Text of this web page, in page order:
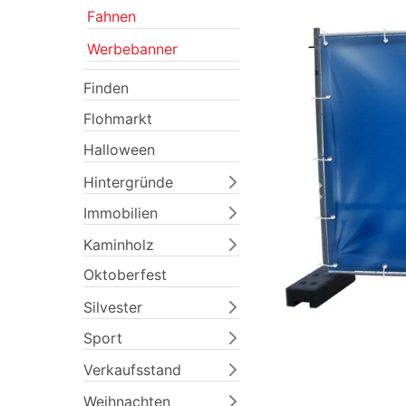
Fahnen
Werbebanner
Finden
Flohmarkt
Halloween
Hintergründe
Immobilien
Kaminholz
Oktoberfest
Silvester
Sport
Verkaufsstand
Weihnachten
Previous